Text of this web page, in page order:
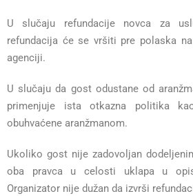
U slučaju refundacije novca za
refundacija će se vršiti pre polaska
agenciji.
U slučaju da gost odustane od
primenjuje ista otkazna politika
obuhvaćene aranžmanom.
Ukoliko gost nije zadovoljan
oba pravca u celosti uklapa u
Organizator nije dužan da izvrši